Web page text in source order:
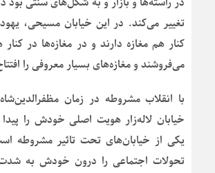
تغییر می‌کند. در این خیابان مسیحی،
کنار هم مغازه دارند و در مغازه‌ها در
می‌فروشند و مغازه‌های بسیار معروفی را
با انقلاب مشروطه در زمان
خیابان لاله‌زار هویت اصلی خودش را پیدا
یکی از خیابان‌های تحت تاثیر مشروطه
تحولات اجتماعی را درون خودش به